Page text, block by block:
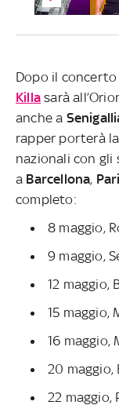
Dopo il concerto
Killa sarà
anche a
rapper porterà
nazionali con gli
a Barcellona,
completo:
8 maggio,
9 maggio,
12 maggio,
15 maggio,
16 maggio,
20 maggio,
22 maggio,